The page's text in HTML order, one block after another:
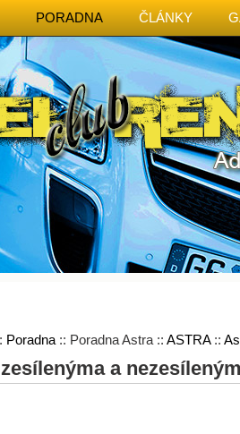
PORADNA ČLÁNKY
Poradna :: Poradna Astra :: ASTRA::
a